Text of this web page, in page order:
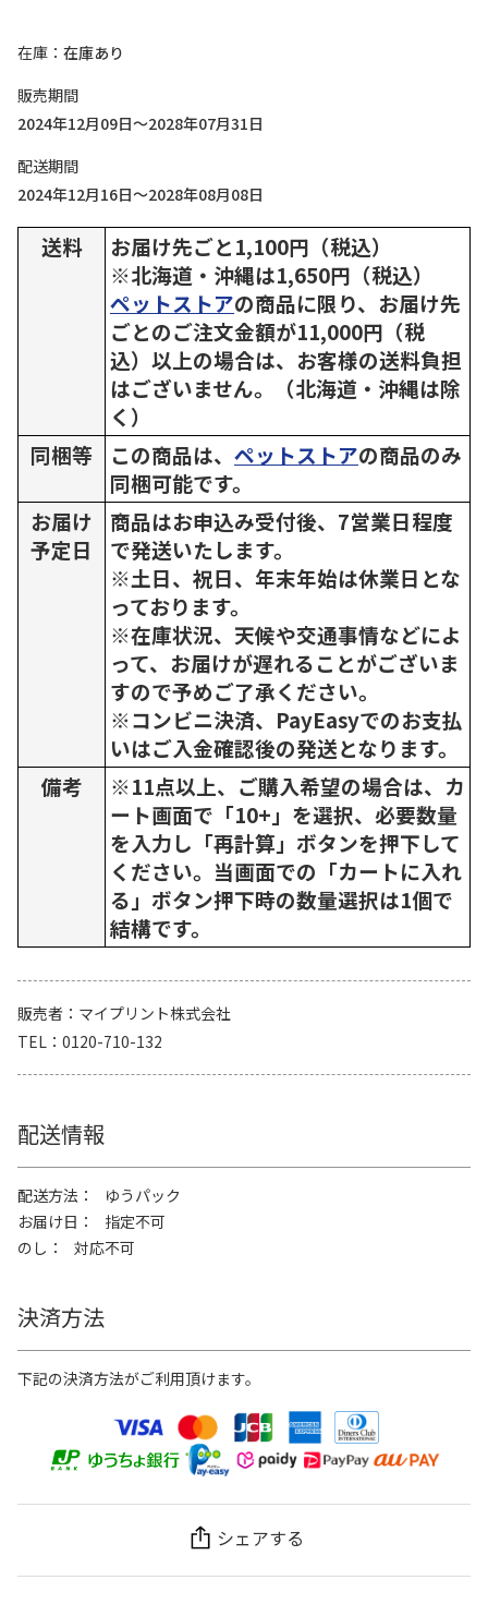
在庫
在庫あり
販売期間
2024年12月09日～2028年07月31日
配送期間
2024年12月16日～2028年08月08日
送料
お届け先ごと1,100円（税込）
※北海道・沖縄は1,650円（税込）
ペットストアの商品に限り、お届け先
ごとのご注文金額が11,000円（税
込）以上の場合は、お客様の送料負担
はございません。（北海道・沖縄は除
く）
同梱等
この商品は、 ペットストアの商品のみ
同梱可能です。
お届け
予定日
商品はお申込み受付後、7営業日程度
で発送いたします。
※土日、祝日、年末年始は休業日とな
っております。
※在庫状況、天候や交通事情などによ
って、お届けが遅れることがございま
すので予めご了承ください。
※コンビニ決済、PayEasyでのお支払
いはご入金確認後の発送となります。
備考
※11点以上、ご購入希望の場合は、カ
ート画面で「10+」を選択、必要数量
を入力し「再計算」ボタンを押下して
ください。当画面での「カートに入れ
る」ボタン押下時の数量選択は1個で
結構です。
販売者
マイプリント株式会社
TEL
0120-710-132
配送情報
配送方法
ゆうパック
お届け日
指定不可
のし
対応不可
決済方法
下記の決済方法がご利用頂けます。
シェアする